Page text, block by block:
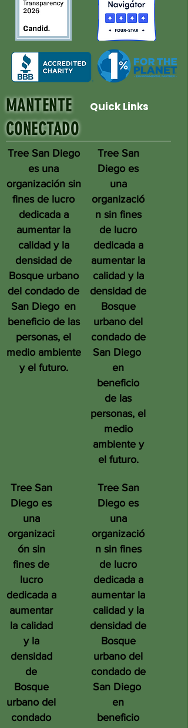
MANTENTE
CONECTADO
Quick Links
Tree San Diego
es una
organización sin
fines de lucro
dedicada a
aumentar la
calidad y la
densidad de
Bosque urbano
del condado de
San Diego en
beneficio de las
personas, el
medio ambiente
y el futuro.
Tree San
Diego es
una
organizaci
ón sin
fines de
lucro
dedicada a
aumentar
la calidad
y la
densidad
de
Bosque
urbano del
condado
Tree San
Diego es
una
organizació
n sin fines
de lucro
dedicada a
aumentar la
calidad y la
densidad de
Bosque
urbano del
condado de
San Diego
en
beneficio
de las
personas, el
medio
ambiente y
el futuro.
Tree San
Diego es
una
organizació
n sin fines
de lucro
dedicada a
aumentar la
calidad y la
densidad de
Bosque
urbano del
condado de
San Diego
en
beneficio